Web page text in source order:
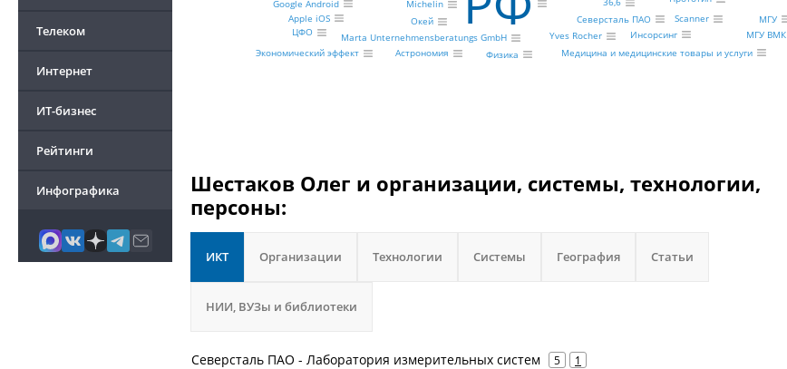
Телеком
Интернет
ИТ-бизнес
Рейтинги
Инфографика
Северсталь ПАО
Marta Unternehmensberatungs GmbH
Michelin
Yves Rocher
Окей
Инсорсинг
Scanner
Google Android
Apple iOS
ЦФО
Экономический эффект
Астрономия Физика Медицина и медицинские товары и услуги
МГУ ВМК
МГУ
Шестаков Олег и организации, системы, технологии,
персоны:
ИКТ Организации Технологии Системы География Статьи
НИИ, ВУЗы и библиотеки
Северсталь ПАО - Лаборатория измерительных систем 5 1